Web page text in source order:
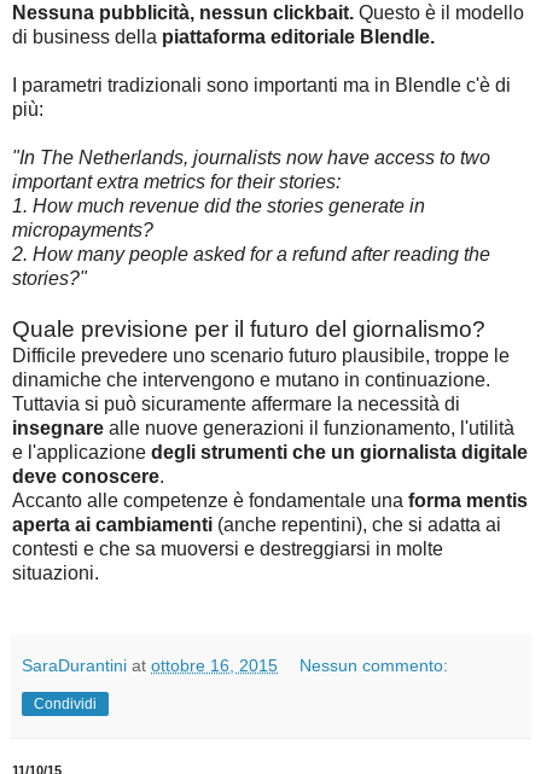
Nessuna pubblicità, nessun clickbait. Questo è il modello
di business della piattaforma editoriale Blendle.
I parametri tradizionali sono importanti ma in Blendle c'è di
più:
"In The Netherlands, journalists now have access to two
important extra metrics for their stories:
1. How much revenue did the stories generate in
micropayments?
2. How many people asked for a refund after reading the
stories?"
Quale previsione per il futuro del giornalismo?
Difficile prevedere uno scenario futuro plausibile, troppe le
dinamiche che intervengono e mutano in continuazione.
Tuttavia si può sicuramente affermare la necessità di
insegnare alle nuove generazioni il funzionamento, l'utilità
e l'applicazione degli strumenti che un giornalista digitale
deve conoscere.
Accanto alle competenze è fondamentale una forma mentis
aperta ai cambiamenti (anche repentini), che si adatta ai
contesti e che sa muoversi e destreggiarsi in molte
situazioni.
SaraDurantini at ottobre 16, 2015 Nessun commento:
Condividi
11/10/15